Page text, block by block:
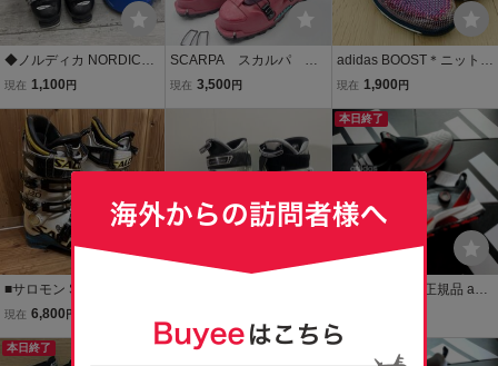
◆ノルディカ NORDICA
スキーブーツ 25-25.5cm
ルメットM OG252083
現在 1,100 円
SCARPA スカルパ ブ
ーツ スキーブーツ バ
現在 3,500 円
adidas BOOST＊ニットゴ
ルフパンツ＊ミックス赤
現在 1,900 円
■サロモン SALOMON■ス
キーブーツ X MAX 120■
現在 6,800 円
PS 8 25.5cm ゲンファク
トリー バンプス8 フリー
本日終了
即日発送 新品 正規品 adid
フ アディゼロ ADIZERO Z
G BOA 白 黒 赤 スパイク
本日終了 本日終了